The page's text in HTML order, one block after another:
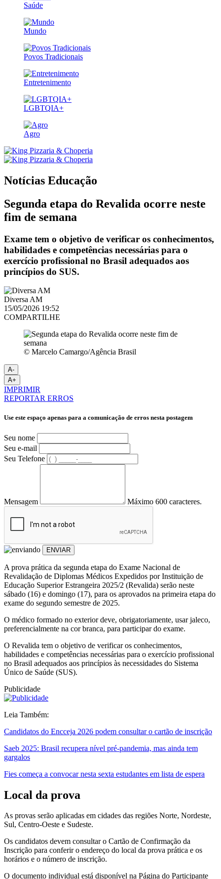
Saúde
Mundo
Povos Tradicionais
Entretenimento
LGBTQIA+
Agro
Notícias Educação
Segunda etapa do Revalida ocorre neste
fim de semana
Exame tem o objetivo de verificar os conhecimentos,
habilidades e competências necessárias para o
exercício profissional no Brasil adequados aos
princípios do SUS.
Diversa AM
15/05/2026 19:52
COMPARTILHE
© Marcelo Camargo/Agência Brasil
A-
A+
IMPRIMIR
REPORTAR ERROS
Use este espaço apenas para a comunicação de erros nesta postagem
Seu nome
Seu e-mail
Seu Telefone
Mensagem Máximo 600 caracteres.
ENVIAR
A prova prática da segunda etapa do Exame Nacional de
Revalidação de Diplomas Médicos Expedidos por Instituição de
Educação Superior Estrangeira 2025/2 (Revalida) serão neste
sábado (16) e domingo (17), para os aprovados na primeira etapa do
exame do segundo semestre de 2025.
O médico formado no exterior deve, obrigatoriamente, usar jaleco,
preferencialmente na cor branca, para participar do exame.
O Revalida tem o objetivo de verificar os conhecimentos,
habilidades e competências necessárias para o exercício profissional
no Brasil adequados aos princípios às necessidades do Sistema
Único de Saúde (SUS).
Publicidade
Leia Também:
Candidatos do Encceja 2026 podem consultar o cartão de inscrição
Saeb 2025: Brasil recupera nível pré-pandemia, mas ainda tem
gargalos
Fies começa a convocar nesta sexta estudantes em lista de espera
Local da prova
As provas serão aplicadas em cidades das regiões Norte, Nordeste,
Sul, Centro-Oeste e Sudeste.
Os candidatos devem consultar o Cartão de Confirmação da
Inscrição para conferir o endereço do local da prova prática e os
horários e o número de inscrição.​​
O documento individual está disponível na Página do Participante